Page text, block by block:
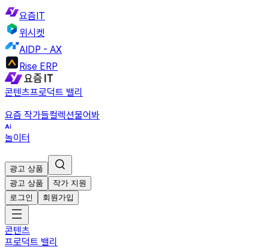
요즘IT
위시켓
AIDP - AX
Rise ERP
콘텐츠프로덕트 밸리
요즘 작가들컬렉션물어봐
놀이터
광고 상품
광고 상품
작가 지원
로그인
회원가입
콘텐츠
프로덕트 밸리